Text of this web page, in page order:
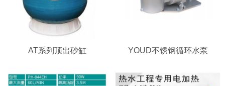
AT系列顶出砂缸 YOUD不锈钢循环水泵